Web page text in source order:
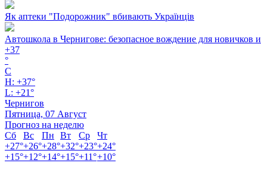
Як аптеки "Подорожник" вбивають Українців
Автошкола в Чернигове: безопасное вождение для новичков и
+37
°
C
H: +37°
L: +21°
Чернигов
Пятница, 07 Август
Прогноз на неделю
Сб
Вс Пн Вт Ср
Чт
+27°+26°+28°+32°+23°+24°
+15°+12°+14°+15°+11°+10°